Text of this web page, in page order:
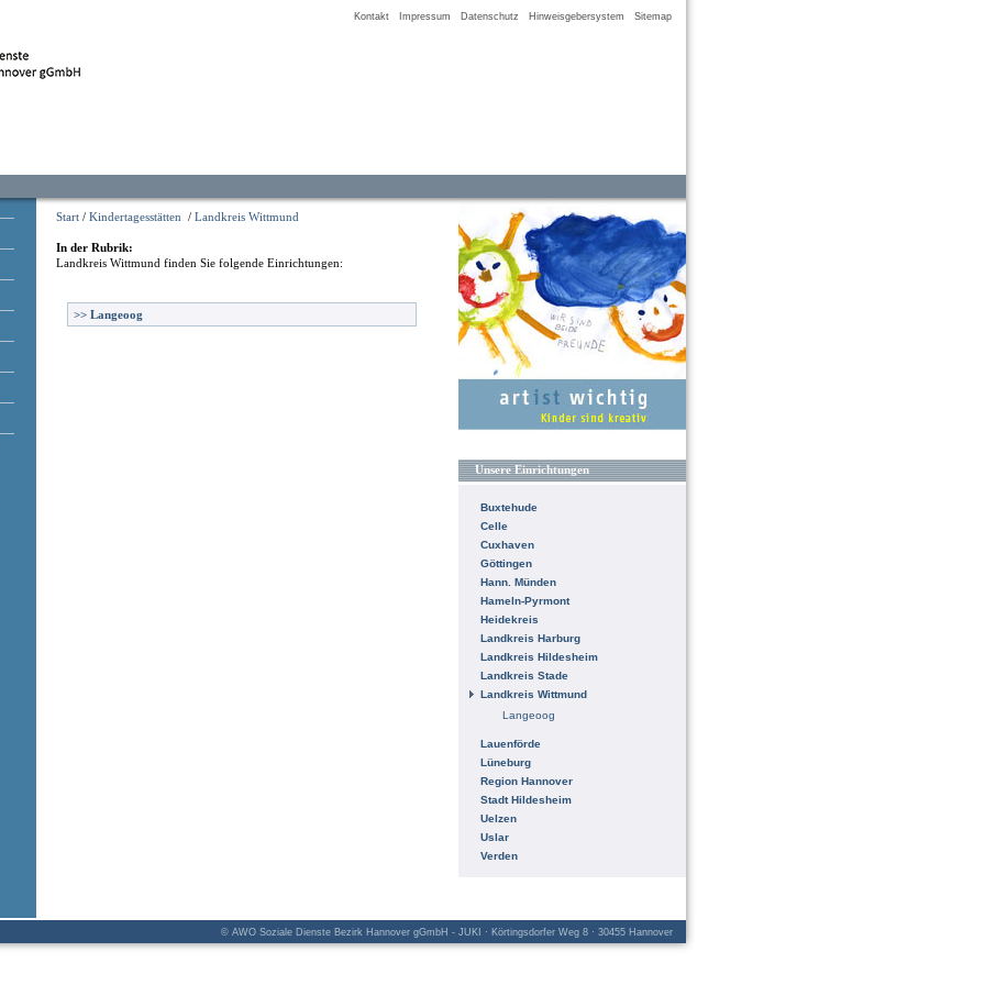
Kontakt Impressum Datenschutz Hinweisgebersystem Sitemap
Start / Kindertagesstätten / Landkreis Wittmund
In der Rubrik:
Landkreis Wittmund finden Sie folgende Einrichtungen:
>> Langeoog
Unsere Einrichtungen
Buxtehude
Celle
Cuxhaven
Göttingen
Hann. Münden
Hameln-Pyrmont
Heidekreis
Landkreis Harburg
Landkreis Hildesheim
Landkreis Stade
Landkreis Wittmund
Langeoog
Lauenförde
Lüneburg
Region Hannover
Stadt Hildesheim
Uelzen
Uslar
Verden
© AWO Soziale Dienste Bezirk Hannover gGmbH - JUKI · Körtingsdorfer Weg 8 · 30455 Hannover